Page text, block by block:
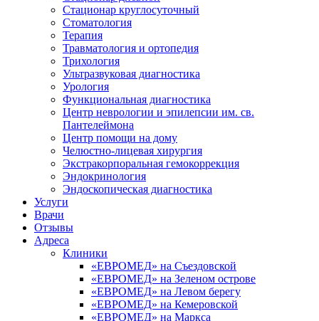
Стационар круглосуточный
Стоматология
Терапия
Травматология и ортопедия
Трихология
Ультразвуковая диагностика
Урология
Функциональная диагностика
Центр неврологии и эпилепсии им. св.
Пантелеймона
Центр помощи на дому
Челюстно-лицевая хирургия
Экстракорпоральная гемокоррекция
Эндокринология
Эндоскопическая диагностика
Услуги
Врачи
Отзывы
Адреса
Клиники
«ЕВРОМЕД» на Съездовской
«ЕВРОМЕД» на Зеленом острове
«ЕВРОМЕД» на Левом берегу
«ЕВРОМЕД» на Кемеровской
«ЕВРОМЕД» на Маркса